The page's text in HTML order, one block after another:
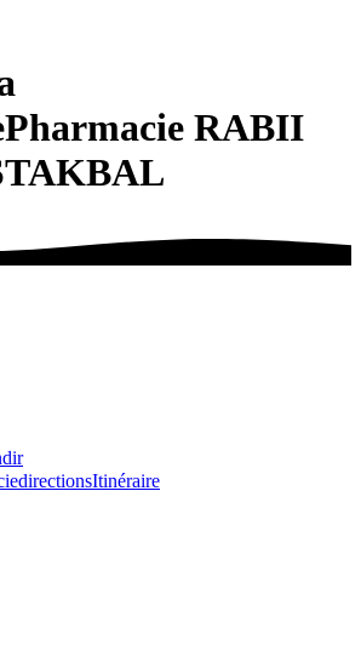
Pharmacie RABII
directionsItinéraire